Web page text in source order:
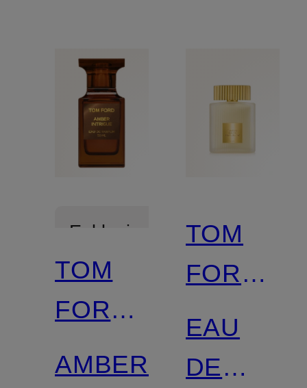
Exklusiv
TOM
FORD
BEAUTY
AMBER
TOM
FORD
BEAUTY
EAU
DE